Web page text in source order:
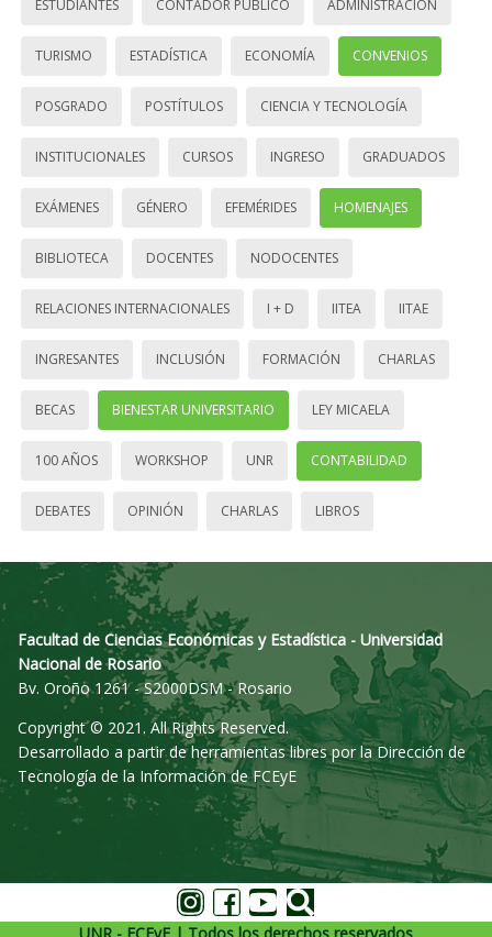
ESTUDIANTES CONTADOR PÚBLICO ADMINISTRACIÓN
TURISMO ESTADÍSTICA ECONOMÍA CONVENIOS
POSGRADO POSTÍTULOS CIENCIA Y TECNOLOGÍA
INSTITUCIONALES CURSOS INGRESO GRADUADOS
EXÁMENES GÉNERO EFEMÉRIDES HOMENAJES
BIBLIOTECA DOCENTES NODOCENTES
RELACIONES INTERNACIONALES I + D IITEA IITAE
INGRESANTES INCLUSIÓN FORMACIÓN CHARLAS
BECAS BIENESTAR UNIVERSITARIO LEY MICAELA
100 AÑOS WORKSHOP UNR CONTABILIDAD
DEBATES OPINIÓN CHARLAS LIBROS
Facultad de Ciencias Económicas y Estadística - Universidad
Nacional de Rosario
Bv. Oroño 1261 - S2000DSM - Rosario
Copyright © 2021. All Rights Reserved.
Desarrollado a partir de herramientas libres por la Dirección de
Tecnología de la Información de FCEyE